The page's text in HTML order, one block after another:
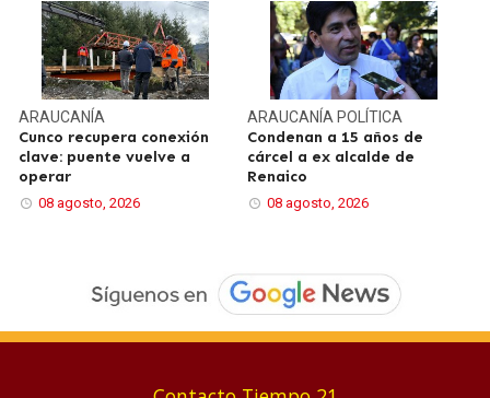
ARAUCANÍA
Cunco recupera conexión
clave: puente vuelve a
operar
08 agosto, 2026
ARAUCANÍA POLÍTICA
Condenan a 15 años de
cárcel a ex alcalde de
Renaico
08 agosto, 2026